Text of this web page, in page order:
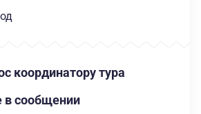
координатору тура
в сообщении